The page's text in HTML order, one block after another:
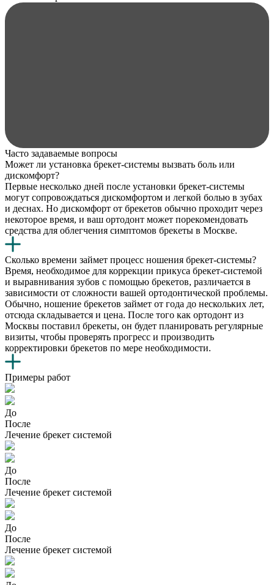
Часто задаваемые вопросы
Может ли установка брекет-системы вызвать боль или
дискомфорт?
Первые несколько дней после установки брекет-системы
могут сопровождаться дискомфортом и легкой болью в зубах
и деснах. Но дискомфорт от брекетов обычно проходит через
некоторое время, и ваш ортодонт может порекомендовать
средства для облегчения симптомов брекеты в Москве.
Сколько времени займет процесс ношения брекет-системы?
Время, необходимое для коррекции прикуса брекет-системой
и выравнивания зубов с помощью брекетов, различается в
зависимости от сложности вашей ортодонтической проблемы.
Обычно, ношение брекетов займет от года до нескольких лет,
отсюда складывается и цена. После того как ортодонт из
Москвы поставил брекеты, он будет планировать регулярные
визиты, чтобы проверять прогресс и производить
корректировки брекетов по мере необходимости.
Примеры работ
До
После
Лечение брекет системой
До
После
Лечение брекет системой
До
После
Лечение брекет системой